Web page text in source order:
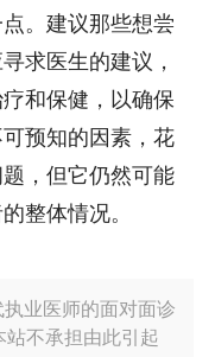
。建议那些想尝
求医生的建议，
和保健，以确保
预知的因素，花
，但它仍然可能
整体情况。
业医师的面对面诊
站不承担由此引起